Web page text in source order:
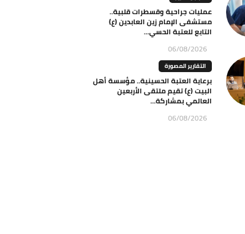
عمليات جراحية وقسطرات قلبية..
مستشفى الإمام زين العابدين (ع)
التابع للعتبة الحسي...
06/08/2026
التقارير المصورة
برعاية العتبة الحسينية.. مؤسسة أهل
البيت (ع) تقيم ملتقى الأربعين
العالمي بمشاركة...
06/08/2026